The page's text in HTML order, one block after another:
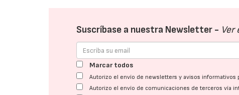
Suscríbase a nuestra Newsletter - Ver
Marcar todos
Autorizo el envío de newsletters y avisos
Autorizo el envío de comunicaciones de terceros vía